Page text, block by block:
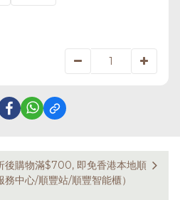
後購物滿$700, 即免香港本地順
中心/順豐站/順豐智能櫃）